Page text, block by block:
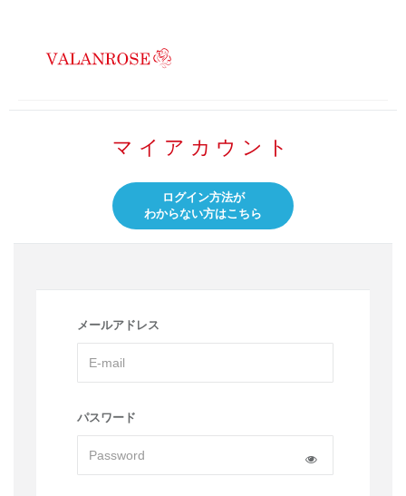
マイアカウント
ログイン方法が
わからない方はこちら
メールアドレス
パスワード